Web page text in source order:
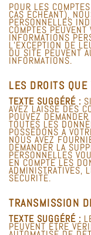
POUR LES
CAS ÉCHÉANT),
PERSONNELLES
COMPTES
INFORMATIONS
L’EXCEPTION DE
DU SITE PEUVENT
INFORMATIONS.
LES DROITS QUE
TEXTE SUGGÉRÉ :
AVEZ LAISSÉ DES
POUVEZ
TOUTES LES
POSSÉDONS À
NOUS AVEZ
DEMANDER LA
PERSONNELLES
EN COMPTE LES
ADMINISTRATIVES,
SÉCURITÉ.
TRANSMISSION
TEXTE SUGGÉRÉ :
PEUVENT ÊTRE